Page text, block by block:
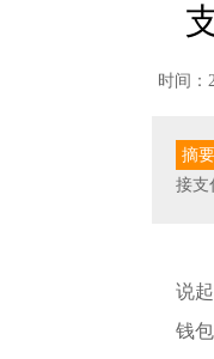
时间：
摘要
接支
说
钱